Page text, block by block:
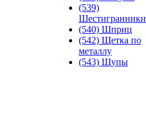
(539)
Шестигранники
(540) Шприц
(542) Щетка по
металлу
(543) Щупы